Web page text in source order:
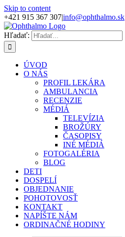
Skip to content
+421 915 367 307|info@ophthalmo.sk
Hľadať:
ÚVOD
O NÁS
PROFIL LEKÁRA
AMBULANCIA
RECENZIE
MÉDIÁ
TELEVÍZIA
BROŽÚRY
ČASOPISY
INÉ MÉDIÁ
FOTOGALÉRIA
BLOG
DETI
DOSPELÍ
OBJEDNANIE
POHOTOVOSŤ
KONTAKT
NAPÍŠTE NÁM
ORDINAČNÉ HODINY